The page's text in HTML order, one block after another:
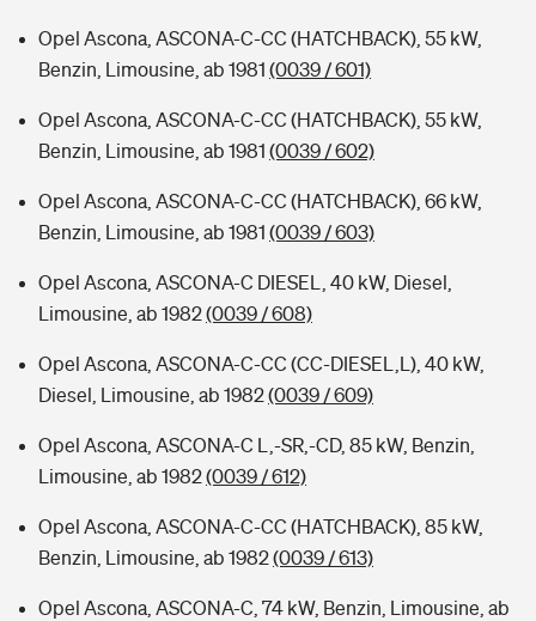
Opel Ascona, ASCONA-C-CC (HATCHBACK), 55 kW,
Benzin, Limousine, ab 1981 (0039 / 601)
Opel Ascona, ASCONA-C-CC (HATCHBACK), 55 kW,
Benzin, Limousine, ab 1981 (0039 / 602)
Opel Ascona, ASCONA-C-CC (HATCHBACK), 66 kW,
Benzin, Limousine, ab 1981 (0039 / 603)
Opel Ascona, ASCONA-C DIESEL, 40 kW, Diesel,
Limousine, ab 1982(0039 / 608)
Opel Ascona, ASCONA-C-CC (CC-DIESEL,L), 40 kW,
Diesel, Limousine, ab 1982(0039 / 609)
Opel Ascona, ASCONA-C L,-SR,-CD, 85 kW, Benzin,
Limousine, ab 1982(0039 / 612)
Opel Ascona, ASCONA-C-CC (HATCHBACK), 85 kW,
Benzin, Limousine, ab 1982(0039 / 613)
Opel Ascona, ASCONA-C, 74 kW, Benzin, Limousine, ab